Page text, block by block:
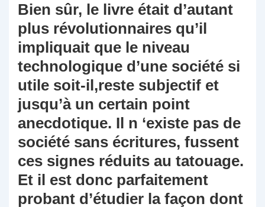
Bien sûr, le livre était d’autant
plus révolutionnaires qu’il
impliquait que le niveau
technologique d’une société si
utile soit-il,reste subjectif et
jusqu’à un certain point
anecdotique. Il n ‘existe pas de
société sans écritures, fussent
ces signes réduits au tatouage.
Et il est donc parfaitement
probant d’étudier la façon dont